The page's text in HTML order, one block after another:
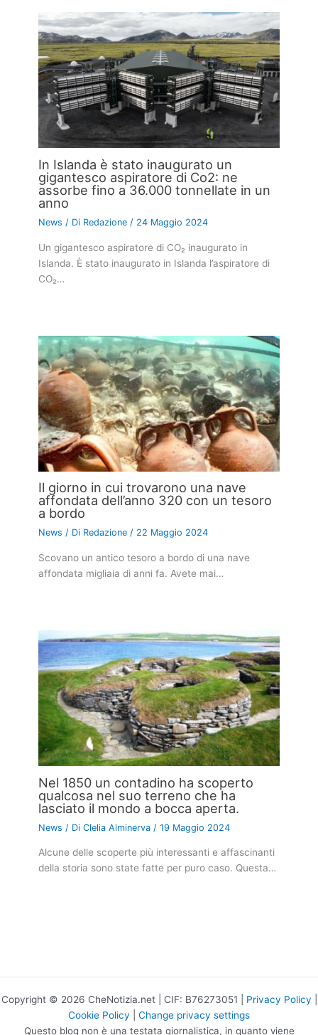
In Islanda è stato inaugurato un
gigantesco aspiratore di Co2: ne
assorbe fino a 36.000 tonnellate in un
anno
News / Di Redazione/ 24 Maggio 2024
Un gigantesco aspiratore di CO₂ inaugurato in
Islanda. È stato inaugurato in Islanda l’aspiratore di
CO₂…
Il giorno in cui trovarono una nave
affondata dell’anno 320 con un tesoro
a bordo
News / Di Redazione/ 22 Maggio 2024
Scovano un antico tesoro a bordo di una nave
affondata migliaia di anni fa. Avete mai…
Nel 1850 un contadino ha scoperto
qualcosa nel suo terreno che ha
lasciato il mondo a bocca aperta.
News / DiClelia Alminerva /19 Maggio 2024
Alcune delle scoperte più interessanti e affascinanti
della storia sono state fatte per puro caso. Questa…
Copyright © 2026 CheNotizia.net | CIF: B76273051 | Privacy Policy
Cookie Policy
Change privacy settings
Questo blog non è una testata giornalistica, in quanto viene